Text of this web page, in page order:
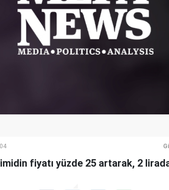
fiyatı yüzde 25 artarak, 2